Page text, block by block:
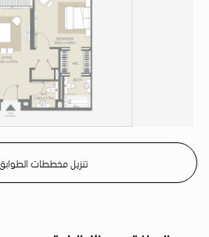
تنزيل مخططات الطوابق